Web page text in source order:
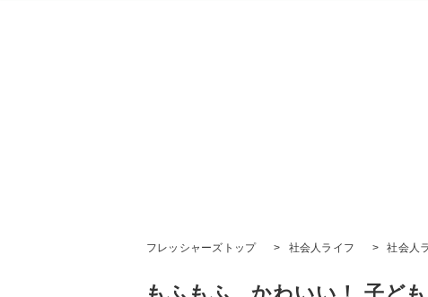
フレッシャーズトップ > 社会人ライフ > 社会人